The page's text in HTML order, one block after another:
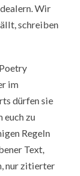
Wir
schreiben
im
dürfen sie
euch zu
Regeln
Text,
nur zitierter